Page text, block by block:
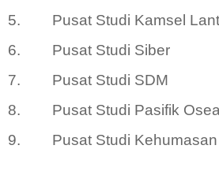
5.
Pusat Studi Kamsel
6.
Pusat Studi Siber
7.
Pusat Studi SDM
8.
Pusat Studi Pasifik
9.
Pusat Studi